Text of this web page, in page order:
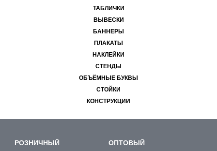
ТАБЛИЧКИ
ВЫВЕСКИ
БАННЕРЫ
ПЛАКАТЫ
НАКЛЕЙКИ
СТЕНДЫ
ОБЪЁМНЫЕ БУКВЫ
СТОЙКИ
КОНСТРУКЦИИ
РОЗНИЧНЫЙ
ОПТОВЫЙ